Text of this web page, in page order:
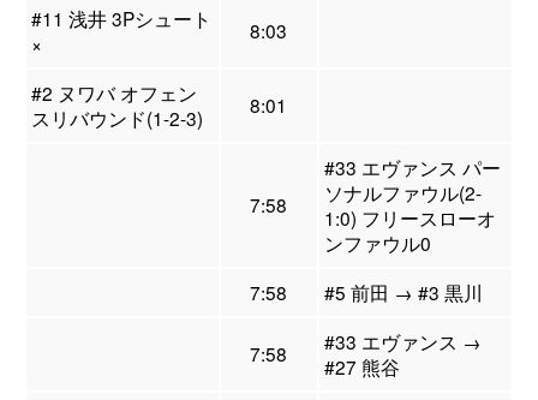
#11 浅井 3Pシュート
×
8:03
#2 ヌワバ オフェン
スリバウンド(1-2-3)
8:01
7:58
#33 エヴァンス パー
ソナルファウル(2-
1:0) フリースローオ
ンファウル0
7:58
#5 前田 → #3 黒川
7:58
#33 エヴァンス →
#27 熊谷